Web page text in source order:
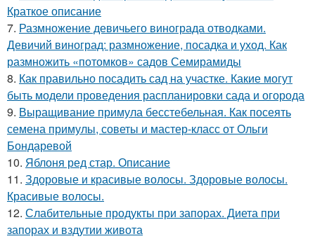
Краткое описание
7. Размножение девичьего винограда отводками.
Девичий виноград: размножение, посадка и уход. Как
размножить «потомков» садов Семирамиды
8. Как правильно посадить сад на участке. Какие могут
быть модели проведения распланировки сада и огорода
9. Выращивание примула бесстебельная. Как посеять
семена примулы, советы и мастер-класс от Ольги
Бондаревой
10. Яблоня ред стар. Описание
11. Здоровые и красивые волосы. Здоровые волосы.
Красивые волосы.
12. Слабительные продукты при запорах. Диета при
запорах и вздутии живота